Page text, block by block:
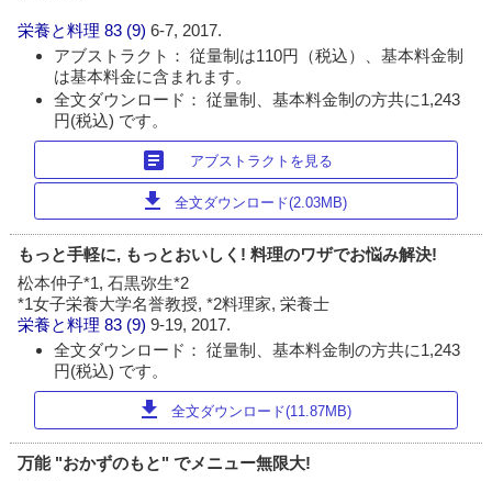
栄養と料理 83 (9)6-7, 2017.
アブストラクト： 従量制は110円（税込）、基本料金制
は基本料金に含まれます。
全文ダウンロード： 従量制、基本料金制の方共に1,243
円(税込) です。
article アブストラクトを見る
download 全文ダウンロード(2.03MB)
もっと手軽に, もっとおいしく! 料理のワザでお悩み解決!
松本仲子*1, 石黒弥生*2
*1女子栄養大学名誉教授, *2料理家, 栄養士
栄養と料理 83 (9)9-19, 2017.
全文ダウンロード： 従量制、基本料金制の方共に1,243
円(税込) です。
download 全文ダウンロード(11.87MB)
万能 "おかずのもと" でメニュー無限大!